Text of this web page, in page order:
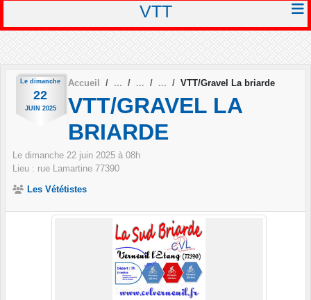
VTT
Le dimanche
22
JUIN 2025
Accueil VTT/Gravel La briarde
VTT/GRAVEL LA
BRIARDE
Le dimanche 22 juin 2025 à 08h
Lieu : rue Lamartine 77390
Les Vététistes